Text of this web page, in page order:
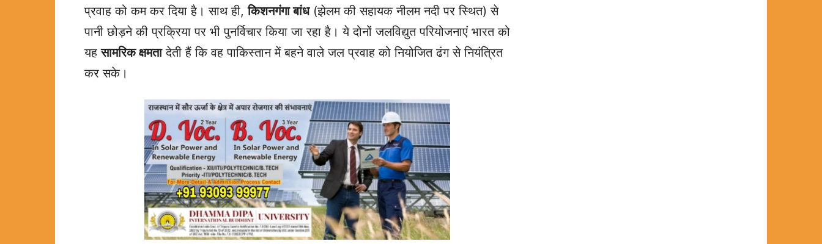
प्रवाह को कम कर दिया है। साथ ही,किशनगंगा बांध(झेलम की सहायक नीलम नदी पर स्थित) से
पानी छोड़ने की प्रक्रिया पर भी पुनर्विचार किया जा रहा है। ये दोनों जलविद्युत परियोजनाएं भारत को
यहसामरिक क्षमतादेती हैं कि वह पाकिस्तान में बहने वाले जल प्रवाह को नियोजित ढंग से नियंत्रित
कर सके।